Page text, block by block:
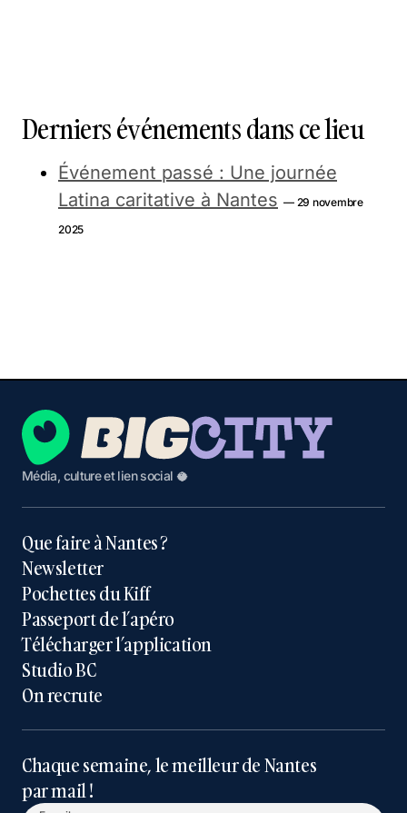
Derniers événements dans ce lieu
Événement passé : Une journée
Latina caritative à Nantes — 29 novembre
2025
Média, culture et lien social 🥥
Que faire à Nantes ?
Newsletter
Pochettes du Kiff
Passeport de l’apéro
Télécharger l’application
Studio BC
On recrute
Chaque semaine, le meilleur de Nantes
par mail !